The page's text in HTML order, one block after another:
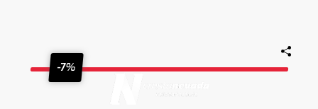
-7%